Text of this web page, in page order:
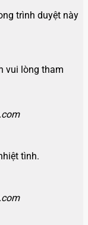
trình duyệt này
vui lòng tham
tình.